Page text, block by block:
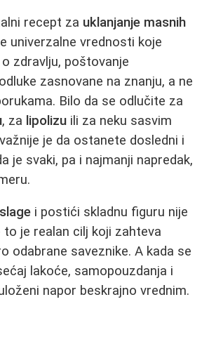
recept za uklanjanje masnih
univerzalne vrednosti koje
zdravlju, poštovanje
zasnovane na znanju, a ne
Bilo da se odlučite za
, za lipolizu ili za neku sasvim
je da ostanete dosledni i
je svaki, pa i najmanji napredak,
i postići skladnu figuru nije
je realan cilj koji zahteva
odabrane saveznike. A kada se
lakoće, samopouzdanja i
napor beskrajno vrednim.